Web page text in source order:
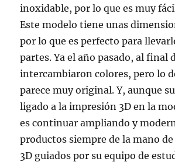
inoxidable, por lo que es muy
Este modelo tiene unas
por lo que es perfecto para
partes. Ya el año pasado, al final
intercambiaron colores, pero lo
parece muy original. Y, aunque
ligado a la impresión 3D en la
es continuar ampliando y
productos siempre de la mano
3D guiados por su equipo de